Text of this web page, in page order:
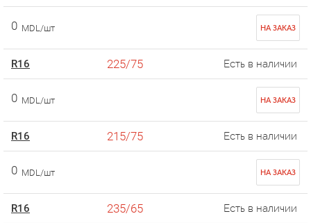
0 MDL/шт НА ЗАКАЗ
R16 225/75 Есть в наличии
0 MDL/шт НА ЗАКАЗ
R16 215/75 Есть в наличии
0 MDL/шт НА ЗАКАЗ
R16 235/65 Есть в наличии